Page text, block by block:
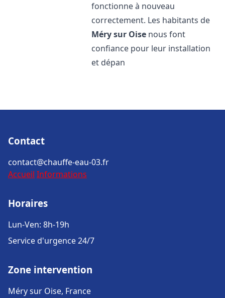
fonctionne à nouveau
correctement. Les habitants de
Méry sur Oise nous font
confiance pour leur installation
et dépan
Contact
contact@chauffe-eau-03.fr
Accueil Informations
Horaires
Lun-Ven: 8h-19h
Service d'urgence 24/7
Zone intervention
Méry sur Oise, France